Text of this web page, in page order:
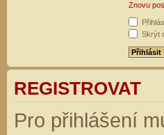
Znovu
Skrýt
REGISTROVAT
Pro přihlášení